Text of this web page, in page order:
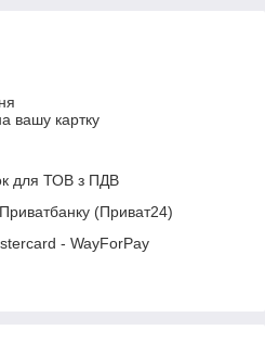
вашу картку
для ТОВ з ПДВ
Приватбанку (Приват24)
- WayForPay